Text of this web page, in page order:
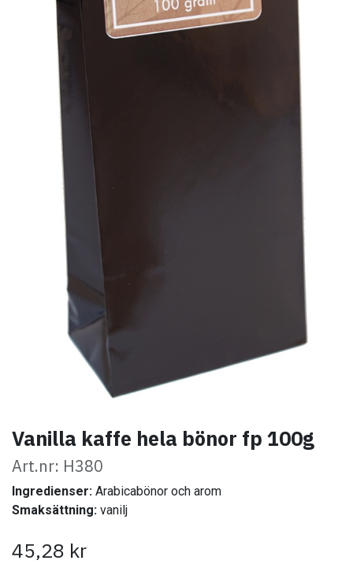
Vanilla kaffe hela bönor fp 100g
Art.nr: H380
Ingredienser: Arabicabönor och arom
Smaksättning: vanilj
45,28 kr